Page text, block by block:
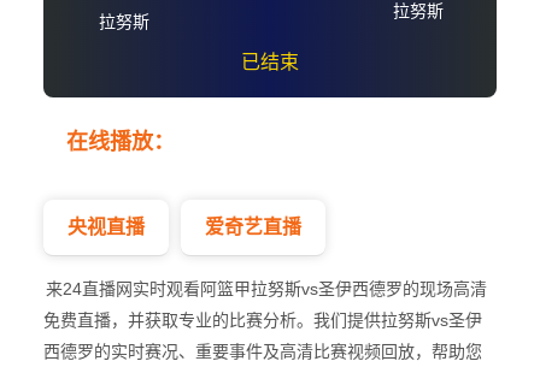
拉努斯
已结束
拉努斯
在线播放：
央视直播 爱奇艺直播
来24直播网实时观看阿篮甲拉努斯vs圣伊西德罗的现场高清
免费直播，并获取专业的比赛分析。我们提供拉努斯vs圣伊
西德罗的实时赛况、重要事件及高清比赛视频回放，帮助您